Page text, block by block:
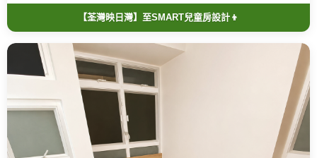
【荃灣映日灣】至SMART兒童房設計👦